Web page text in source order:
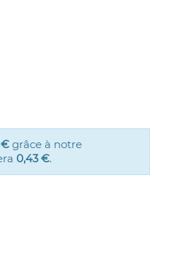
€ grâce à notre
0,43 €.